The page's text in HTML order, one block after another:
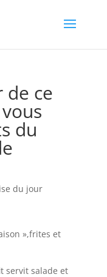
de ce
du
du jour
»,frites et
servit salade et